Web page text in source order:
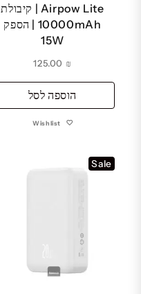
Airpow Lite | קיבולת
10000mAh | הספק
15W
₪
הוספה לסל
Wishlist
Sale